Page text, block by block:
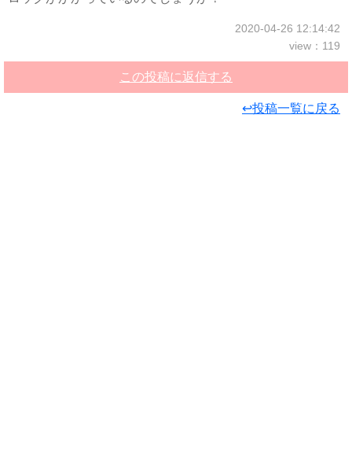
2020-04-26 12:14:42
view：119
この投稿に返信する
↩投稿一覧に戻る